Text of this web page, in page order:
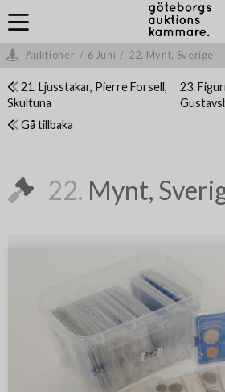
Auktioner / 6 Juni / 22. Mynt, Sverige
21. Ljusstakar, Pierre Forsell,
Skultuna
23.
Gå tillbaka
22. Mynt,